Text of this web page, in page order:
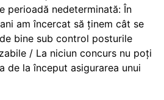
perioadă nedeterminată: În
am încercat să ținem cât se
bine sub control posturile
/ La niciun concurs nu poți
de la început asigurarea unui